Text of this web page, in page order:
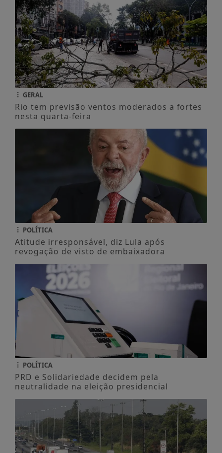
GERAL
Rio tem previsão ventos moderados a fortes
nesta quarta-feira
POLÍTICA
Atitude irresponsável, diz Lula após
revogação de visto de embaixadora
POLÍTICA
PRD e Solidariedade decidem pela
neutralidade na eleição presidencial